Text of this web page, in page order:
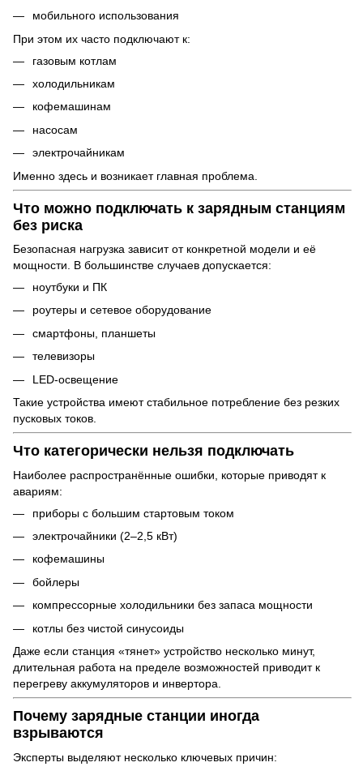
мобильного использования
При этом их часто подключают к:
газовым котлам
холодильникам
кофемашинам
насосам
электрочайникам
Именно здесь и возникает главная проблема.
Что можно подключать к зарядным станциям
без риска
Безопасная нагрузка зависит от конкретной модели и её
мощности. В большинстве случаев допускается:
ноутбуки и ПК
роутеры и сетевое оборудование
смартфоны, планшеты
телевизоры
LED-освещение
Такие устройства имеют стабильное потребление без резких
пусковых токов.
Что категорически нельзя подключать
Наиболее распространённые ошибки, которые приводят к
авариям:
приборы с большим стартовым током
электрочайники (2–2,5 кВт)
кофемашины
бойлеры
компрессорные холодильники без запаса мощности
котлы без чистой синусоиды
Даже если станция «тянет» устройство несколько минут,
длительная работа на пределе возможностей приводит к
перегреву аккумуляторов и инвертора.
Почему зарядные станции иногда
взрываются
Эксперты выделяют несколько ключевых причин: